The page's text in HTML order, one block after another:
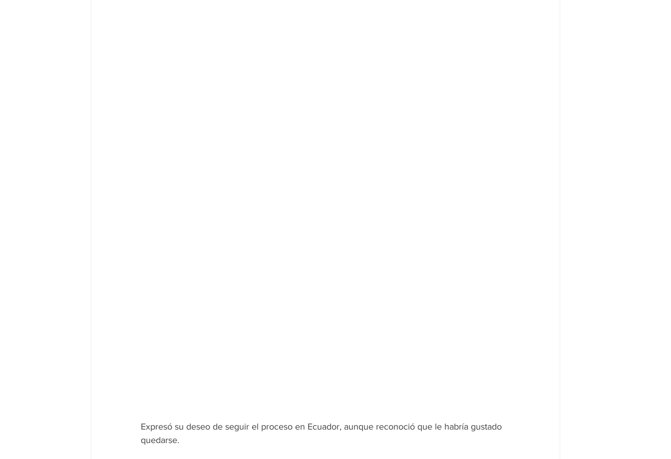
Expresó su deseo de seguir el proceso en Ecuador, aunque reconoció que le habría gustado
quedarse.